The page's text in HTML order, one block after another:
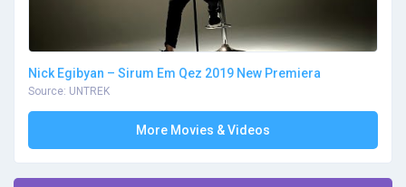
Nick Egibyan – Sirum Em Qez 2019 New Premiera
Source: UNTREK
More Movies & Videos